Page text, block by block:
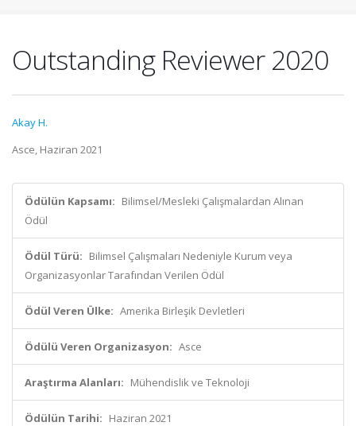
Outstanding Reviewer 2020
Akay H.
Asce, Haziran 2021
Ödülün Kapsamı: Bilimsel/Mesleki Çalışmalardan Alınan
Ödül
Ödül Türü: Bilimsel Çalışmaları Nedeniyle Kurum veya
Organizasyonlar Tarafından Verilen Ödül
Ödül Veren Ülke: Amerika Birleşik Devletleri
Ödülü Veren Organizasyon: Asce
Araştırma Alanları: Mühendislik ve Teknoloji
Ödülün Tarihi: Haziran 2021